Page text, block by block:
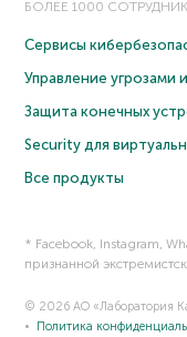
БОЛЕЕ 1000
Сервисы
Управление угрозами
Защита конечных
Security для
Все продукты
* Facebook, Instagram,
признанной
© 2026 АО «Лаборатория
Политика